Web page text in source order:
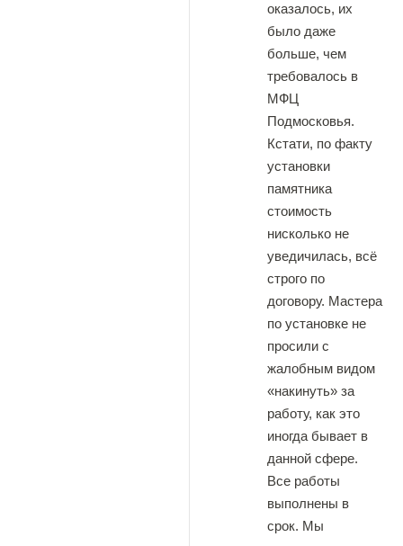
оказалось, их
было даже
больше, чем
требовалось в
МФЦ
Подмосковья.
Кстати, по факту
установки
памятника
стоимость
нисколько не
уведичилась, всё
строго по
договору. Мастера
по установке не
просили с
жалобным видом
«накинуть» за
работу, как это
иногда бывает в
данной сфере.
Все работы
выполнены в
срок. Мы